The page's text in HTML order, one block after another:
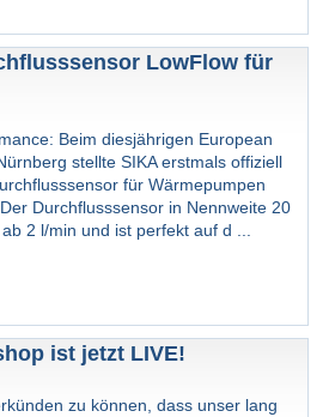
LowFlow für
Beim diesjährigen European
stellte SIKA erstmals offiziell
für Wärmepumpen
Durchflusssensor in Nennweite 20
2 l/min und ist perfekt auf d ...
ist jetzt LIVE!
zu können, dass unser lang